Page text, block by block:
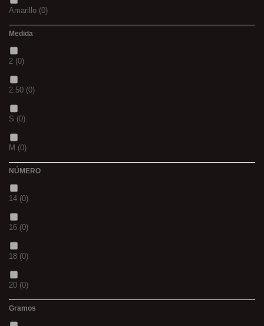
Amarillo (0)
(0)
(0)
BLACK & RED
PANTHER
36(0)
P(0)
14(0)
42(0)
23(0)
Medida
2 (0)
2.50 (0)
S (0)
M (0)
20MM
3 M (0)
(0)
(0)
14MM
NÚMERO
14 (0)
16 (0)
18 (0)
20 (0)
Gramos